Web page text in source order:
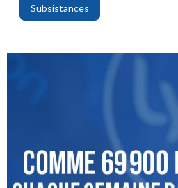
Subsistances